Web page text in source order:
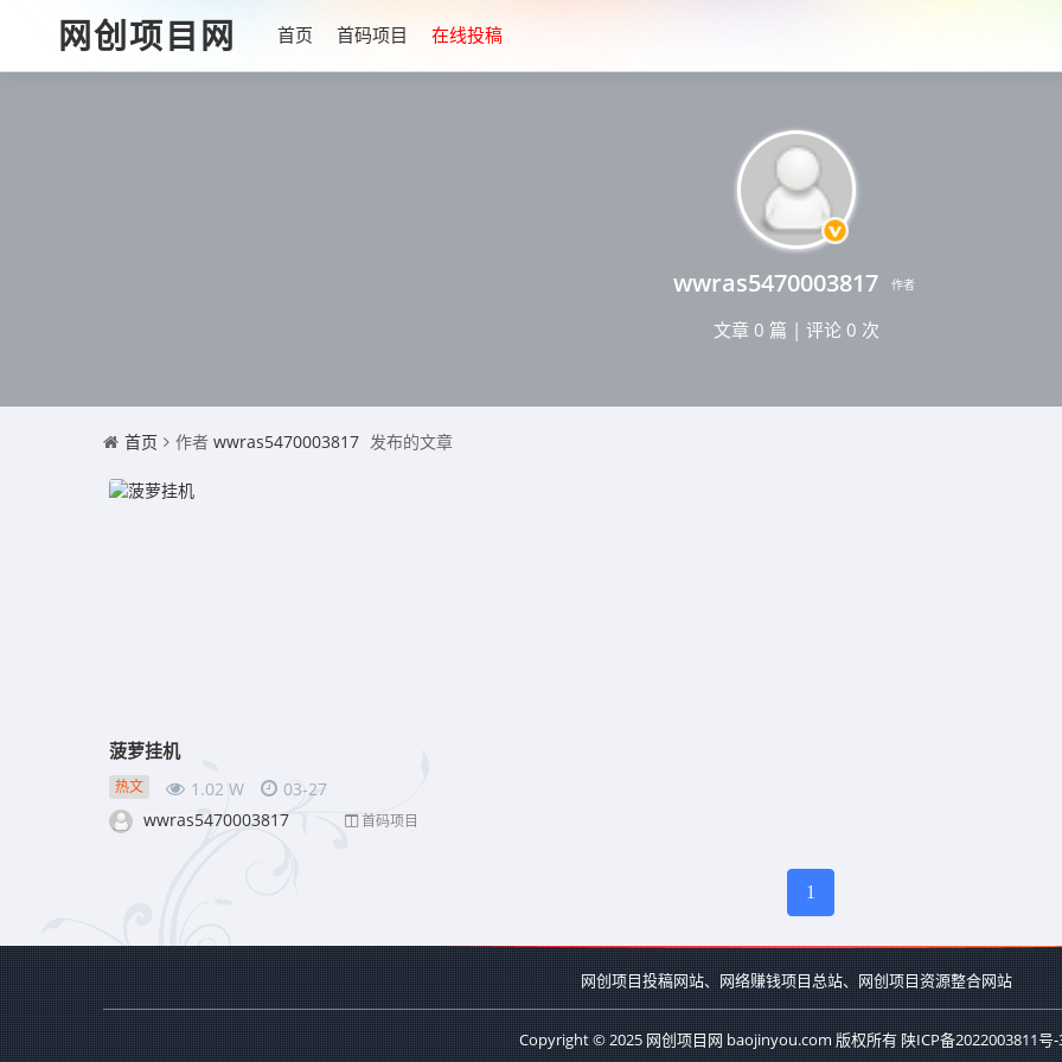
网创项目网 首页 首码项目 在线投稿
wwras5470003817 作者
文章 0 篇 | 评论 0 次
首页 作者 wwras5470003817 发布的文章
菠萝挂机
热文 1.02 W
03-27
wwras5470003817
首码项目
1
网创项目投稿网站、网络赚钱项目总站、网创项目资源整合网站
Copyright © 2025 网创项目网 baojinyou.com 版权所有陕ICP备2022003811号-